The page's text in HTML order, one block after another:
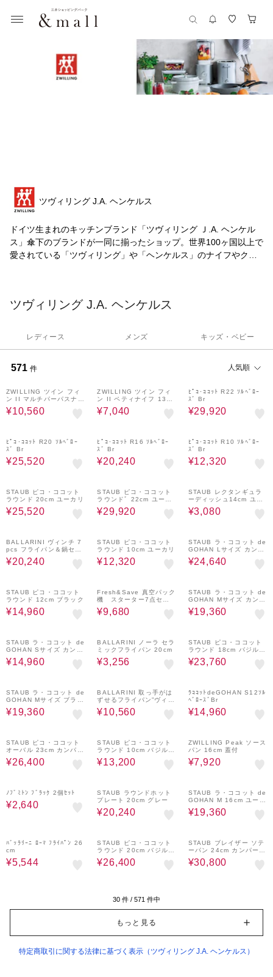
ツヴィリング J.A. ヘンケルス
ドイツ生まれのキッチンブランド「ツヴィリング Ｊ.A. ヘンケル
ス」傘下のブランドが一同に揃ったショップ。世界100ヶ国以上で
愛されている「ツヴィリング」や「ヘンケルス」のナイフやクッ
ツヴィリング J.A. ヘンケルス
レディース メンズ キッズ・ベビー
571 件 人気順
おすすめ
ZWILLING ツイン フィ
ン II マルチパーパスナイ
フ 180mm
¥10,560
おすすめ
ZWILLING ツイン フィ
ン II ペティナイフ 130
mm
¥7,040
おすすめ
ﾋﾟｺ･ｺｺｯﾄ R22 ｿﾙﾍﾞﾛｰ
ｽﾞ Br
¥29,920
おすすめ
ﾋﾟｺ･ｺｺｯﾄ R20 ｿﾙﾍﾞﾛｰ
ｽﾞ Br
¥25,520
おすすめ
ﾋﾟｺ･ｺｺｯﾄ R16 ｿﾙﾍﾞﾛｰ
ｽﾞ Br
¥20,240
おすすめ
ﾋﾟｺ･ｺｺｯﾄ R10 ｿﾙﾍﾞﾛｰ
ｽﾞ Br
¥12,320
おすすめ
STAUB ピコ・ココット
ラウンド 20cm ユーカリ
¥25,520
おすすめ
STAUB ピコ・ココット
ラウンドﾞ 22cm ユーカ
リ
¥29,920
おすすめ
STAUB レクタンギュラ
ーディッシュ14cm ユー
カリ
¥3,080
BALLARINI ヴィンチ 7
pcs フライパン＆鍋セッ
ト
¥20,240
STAUB ピコ・ココット
ラウンド 10cm ユーカリ
¥12,320
STAUB ラ・ココット de
GOHAN Lサイズ カンパ
ーニュ
¥24,640
STAUB ピコ・ココット
ラウンド 12cm ブラック
¥14,960
Fresh&Save 真空パック
機 スターター7点セッ
ト ガラスコンテナM/L
付属 真空保存
¥9,680
STAUB ラ・ココット de
GOHAN Mサイズ カンパ
ーニュ
¥19,360
STAUB ラ・ココット de
GOHAN Sサイズ カンパ
ーニュ
¥14,960
BALLARINI ノーラ セラ
ミックフライパン 20cm
¥3,256
STAUB ピコ・ココット
ラウンド 18cm バジルグ
リーン
¥23,760
STAUB ラ・ココット de
GOHAN Mサイズ ブラッ
ク
¥19,360
BALLARINI 取っ手がは
ずせるフライパン”ヴィン
チ”20cm&26cmセット
¥10,560
ﾗｺｺｯﾄdeGOHAN S12ｿﾙ
ﾍﾞﾛｰｽﾞBr
¥14,960
STAUB ピコ・ココット
オーバル 23cm カンパー
ニュ 新色
¥26,400
STAUB ピコ・ココット
ラウンド 10cm バジルグ
リーン
¥13,200
ZWILLING Peak ソース
パン 16cm 蓋付
¥7,920
ﾉﾌﾞﾐﾄﾝ ﾌﾞﾗｯｸ 2個ｾｯﾄ
¥2,640
STAUB ラウンドホット
プレート 20cm グレー
¥20,240
STAUB ラ・ココット de
GOHAN M 16cm ユーカ
リ
¥19,360
ﾊﾞｯﾗﾘｰﾆ ﾛｰﾏ ﾌﾗｲﾊﾟﾝ 26
cm
¥5,544
STAUB ピコ・ココット
ラウンド 20cm バジルグ
リーン
¥26,400
STAUB ブレイザー ソテ
ーパン 24cm カンパーニ
ュ
¥30,800
30 件 / 571 件中
もっと見る
特定商取引に関する法律に基づく表示（ツヴィリング J.A. ヘンケルス）